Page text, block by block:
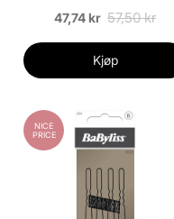
47,74 kr 57,50 kr
Kjøp
NICE
PRICE